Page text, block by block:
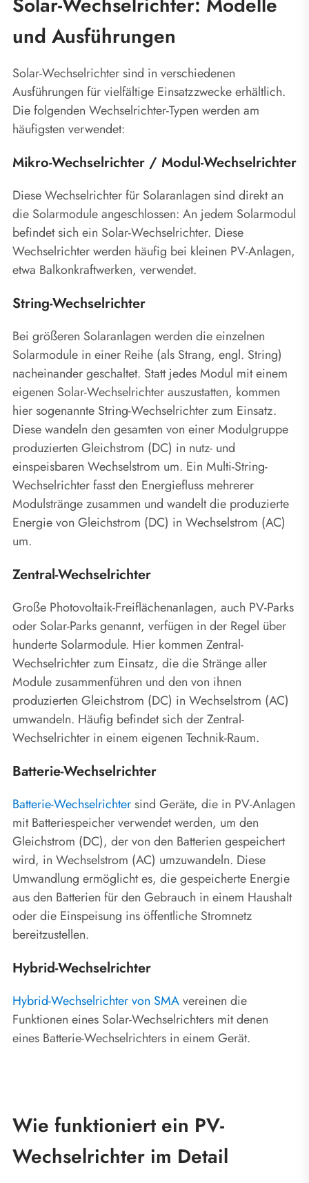
und Ausführungen
Solar-Wechselrichter sind in verschiedenen
Ausführungen für vielfältige Einsatzzwecke erhältlich.
Die folgenden Wechselrichter-Typen werden am
häufigsten verwendet:
Mikro-Wechselrichter / Modul-Wechselrichter
Diese Wechselrichter für Solaranlagen sind direkt an
die Solarmodule angeschlossen: An jedem Solarmodul
befindet sich ein Solar-Wechselrichter. Diese
Wechselrichter werden häufig bei kleinen PV-Anlagen,
etwa Balkonkraftwerken, verwendet.
String-Wechselrichter
Bei größeren Solaranlagen werden die einzelnen
Solarmodule in einer Reihe (als Strang, engl. String)
nacheinander geschaltet. Statt jedes Modul mit einem
eigenen Solar-Wechselrichter auszustatten, kommen
hier sogenannte String-Wechselrichter zum Einsatz.
Diese wandeln den gesamten von einer Modulgruppe
produzierten Gleichstrom (DC) in nutz- und
einspeisbaren Wechselstrom um. Ein Multi-String-
Wechselrichter fasst den Energiefluss mehrerer
Modulstränge zusammen und wandelt die produzierte
Energie von Gleichstrom (DC) in Wechselstrom (AC)
um.
Zentral-Wechselrichter
Große Photovoltaik-Freiflächenanlagen, auch PV-Parks
oder Solar-Parks genannt, verfügen in der Regel über
hunderte Solarmodule. Hier kommen Zentral-
Wechselrichter zum Einsatz, die die Stränge aller
Module zusammenführen und den von ihnen
produzierten Gleichstrom (DC) in Wechselstrom (AC)
umwandeln. Häufig befindet sich der Zentral-
Wechselrichter in einem eigenen Technik-Raum.
Batterie-Wechselrichter
Batterie-Wechselrichtersind Geräte, die in PV-Anlagen
mit Batteriespeicher verwendet werden, um den
Gleichstrom (DC), der von den Batterien gespeichert
wird, in Wechselstrom (AC) umzuwandeln. Diese
Umwandlung ermöglicht es, die gespeicherte Energie
aus den Batterien für den Gebrauch in einem Haushalt
oder die Einspeisung ins öffentliche Stromnetz
bereitzustellen.
Hybrid-Wechselrichter
Hybrid-Wechselrichter von SMAvereinen die
Funktionen eines Solar-Wechselrichters mit denen
eines Batterie-Wechselrichters in einem Gerät.
Wie funktioniert ein PV-
Wechselrichter im Detail